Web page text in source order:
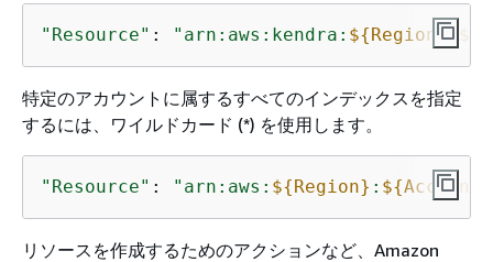
"Resource" : "arn:aws:kendra: ${Region}: $
特定のアカウントに属するすべてのインデックスを指定
するには、ワイルドカード (*) を使用します。
"Resource" : "arn:aws: ${Region} : ${Account}
リソースを作成するためのアクションなど、Amazon